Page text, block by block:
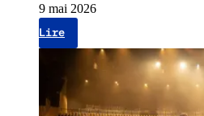
9 mai 2026
Lire